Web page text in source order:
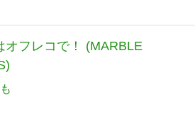
オフレコで！ (MARBLE